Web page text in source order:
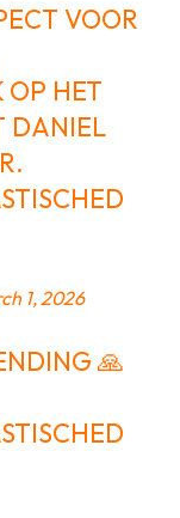
VOOR
OP HET
DANIEL
1, 2026
🙏